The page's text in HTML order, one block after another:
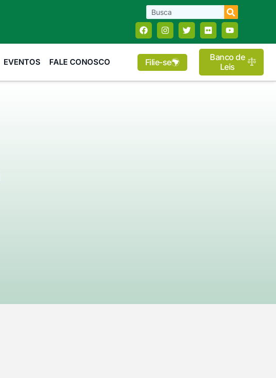
EVENTOS FALE CONOSCO Filie-se
Banco de
Leis